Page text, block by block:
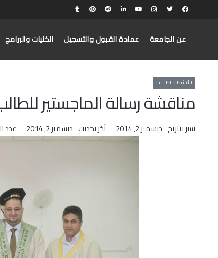
عن الجامعة عمادة القبول والتسجيل الكليات والبرامج
الأنشطة الطلابية
مناقشة رسالة الماجستير
نشر بتاريخ ديسمبر 2, 2014 آخر تحديث ديسمبر 2, 2014 عدد